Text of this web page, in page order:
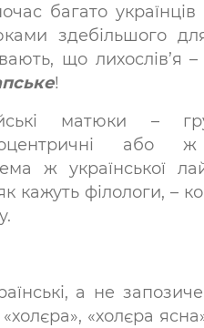
багато українців
здебільшого
що лихослів’я –
!
матюки –
або ж
ж української
кажуть філологи, –
а не
«холєра